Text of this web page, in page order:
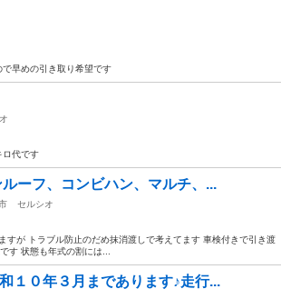
早めの引き取り希望です
ロ代です
フ、コンビハン、マルチ、...
セルシオ
が トラブル防止のだめ抹消渡しで考えてます 車検付きで引き渡
す 状態も年式の割には...
１０年３月まであります♪走行...